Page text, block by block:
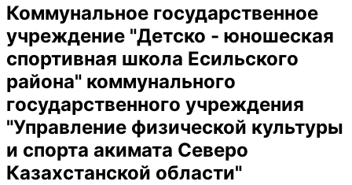
Коммунальное государственное
учреждение "Детско - юношеская
спортивная школа Есильского
района" коммунального
государственного учреждения
"Управление физической культуры
и спорта акимата Северо
Казахстанской области"